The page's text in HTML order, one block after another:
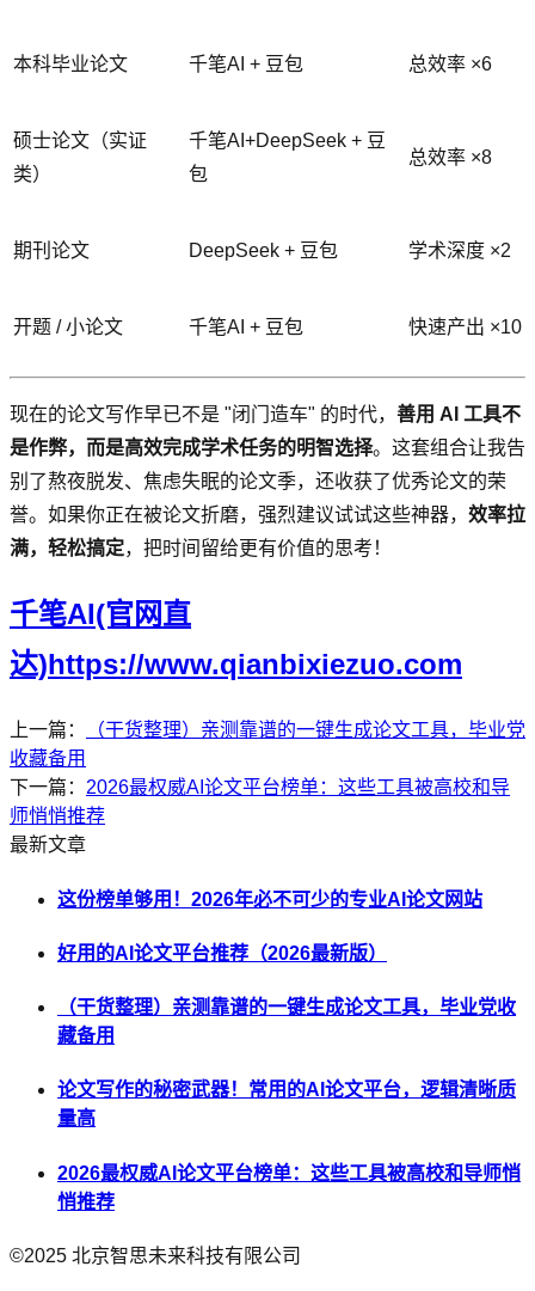
本科毕业论文 千笔AI + 豆包 总效率 ×6
硕士论文（实证
类）
千笔AI+DeepSeek + 豆
包
总效率 ×8
期刊论文 DeepSeek + 豆包 学术深度 ×2
开题 / 小论文 千笔AI + 豆包 快速产出 ×10
现在的论文写作早已不是 "闭门造车" 的时代， 善用 AI 工具不
是作弊，而是高效完成学术任务的明智选择。这套组合让我告
别了熬夜脱发、焦虑失眠的论文季，还收获了优秀论文的荣
誉。如果你正在被论文折磨，强烈建议试试这些神器， 效率拉
满，轻松搞定，把时间留给更有价值的思考！
千笔AI(官网直
达)https://www.qianbixiezuo.com
上一篇：
（干货整理）亲测靠谱的一键生成论文工具，毕业党
收藏备用
下一篇： 2026最权威AI论文平台榜单：这些工具被高校和导
师悄悄推荐
最新文章
这份榜单够用！2026年必不可少的专业AI论文网站
好用的AI论文平台推荐（2026最新版）
（干货整理）亲测靠谱的一键生成论文工具，毕业党收
藏备用
论文写作的秘密武器！常用的AI论文平台，逻辑清晰质
量高
2026最权威AI论文平台榜单：这些工具被高校和导师悄
悄推荐
©2025 北京智思未来科技有限公司